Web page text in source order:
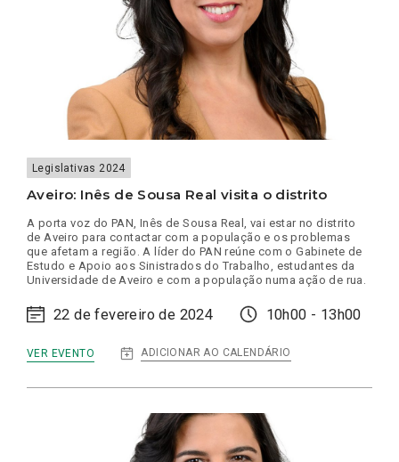
Legislativas 2024
Aveiro: Inês de Sousa Real visita o distrito
A porta voz do PAN, Inês de Sousa Real, vai estar no distrito
de Aveiro para contactar com a população e os problemas
que afetam a região. A líder do PAN reúne com o Gabinete de
Estudo e Apoio aos Sinistrados do Trabalho, estudantes da
Universidade de Aveiro e com a população numa ação de rua.
22 de fevereiro de 2024 10h00 - 13h00
VER EVENTO ADICIONAR AO CALENDÁRIO
:
AVEIRO:
DE
REAL
VISITA
O
DISTRITO